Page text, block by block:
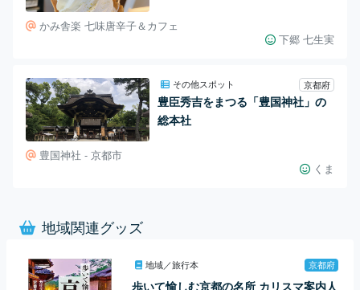
かみ舎楽 七味唐辛子＆カフェ
下郷 七生実
その他スポット 京都府
豊臣秀吉をまつる「豊国神社」の
総本社
豊国神社 - 京都市
くま
地域関連グッズ
地域／旅行本 京都府
歩いて愉しむ京都の名所 カリスマ案内人